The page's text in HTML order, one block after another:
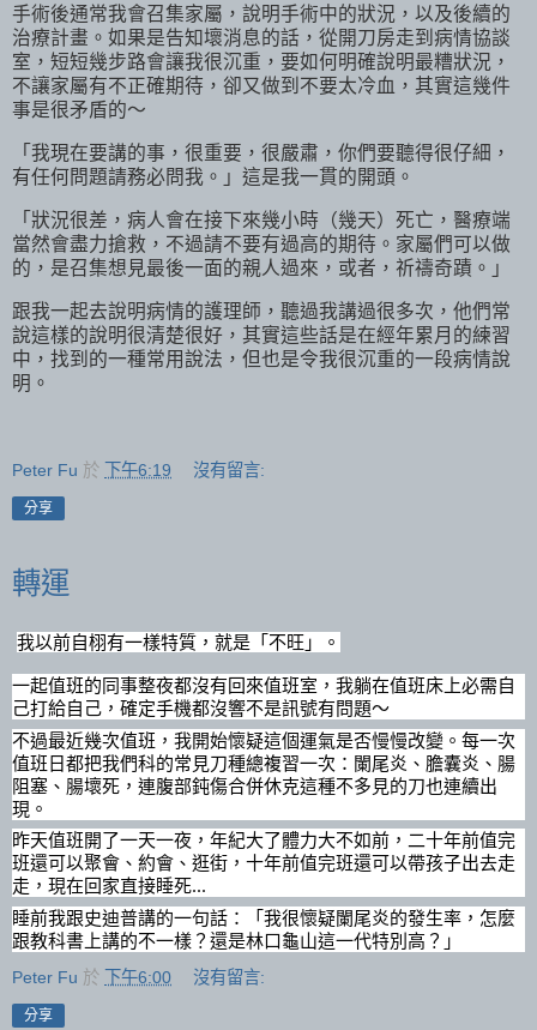
手術後通常我會召集家屬，說明手術中的狀況，以及後續的
治療計畫。如果是告知壞消息的話，從開刀房走到病情協談
室，短短幾步路會讓我很沉重，要如何明確說明最糟狀況，
不讓家屬有不正確期待，卻又做到不要太冷血，其實這幾件
事是很矛盾的～
「我現在要講的事，很重要，很嚴肅，你們要聽得很仔細，
有任何問題請務必問我。」這是我一貫的開頭。
「狀況很差，病人會在接下來幾小時（幾天）死亡，醫療端
當然會盡力搶救，不過請不要有過高的期待。家屬們可以做
的，是召集想見最後一面的親人過來，或者，祈禱奇蹟。」
跟我一起去說明病情的護理師，聽過我講過很多次，他們常
說這樣的說明很清楚很好，其實這些話是在經年累月的練習
中，找到的一種常用說法，但也是令我很沉重的一段病情說
明。
Peter Fu 於 下午6:19 沒有留言:
分享
轉運
我以前自栩有一樣特質，就是「不旺」。
一起值班的同事整夜都沒有回來值班室，我躺在值班床上必需自
己打給自己，確定手機都沒響不是訊號有問題～
不過最近幾次值班，我開始懷疑這個運氣是否慢慢改變。每一次
值班日都把我們科的常見刀種總複習一次：闌尾炎、膽囊炎、腸
阻塞、腸壞死，連腹部鈍傷合併休克這種不多見的刀也連續出
現。
昨天值班開了一天一夜，年紀大了體力大不如前，二十年前值完
班還可以聚會、約會、逛街，十年前值完班還可以帶孩子出去走
走，現在回家直接睡死...
睡前我跟史迪普講的一句話：「我很懷疑闌尾炎的發生率，怎麼
跟教科書上講的不一樣？還是林口龜山這一代特別高？」
Peter Fu 於 下午6:00 沒有留言:
分享